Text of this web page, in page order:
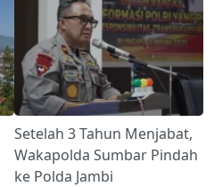
Setelah 3 Tahun Menjabat,
Wakapolda Sumbar Pindah
ke Polda Jambi